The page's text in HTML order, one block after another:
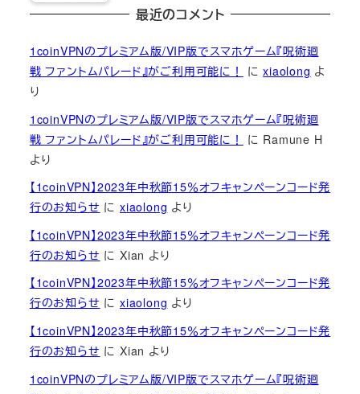
最近のコメント
1coinVPNのプレミアム版/VIP版でスマホゲーム『呪術廻
戦 ファントムパレード』がご利用可能に！
にxiaolong よ
り
1coinVPNのプレミアム版/VIP版でスマホゲーム『呪術廻
戦 ファントムパレード』がご利用可能に！
に Ramune H
より
【1coinVPN】2023年中秋節15％オフキャンペーンコード発
行のお知らせ にxiaolong より
【1coinVPN】2023年中秋節15％オフキャンペーンコード発
行のお知らせ にXian より
【1coinVPN】2023年中秋節15％オフキャンペーンコード発
行のお知らせ にxiaolong より
【1coinVPN】2023年中秋節15％オフキャンペーンコード発
行のお知らせ にXian より
1coinVPNのプレミアム版/VIP版でスマホゲーム『呪術廻